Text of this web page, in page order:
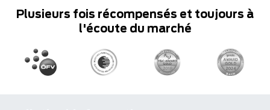
Plusieurs fois récompensés et toujours à
l'écoute du marché